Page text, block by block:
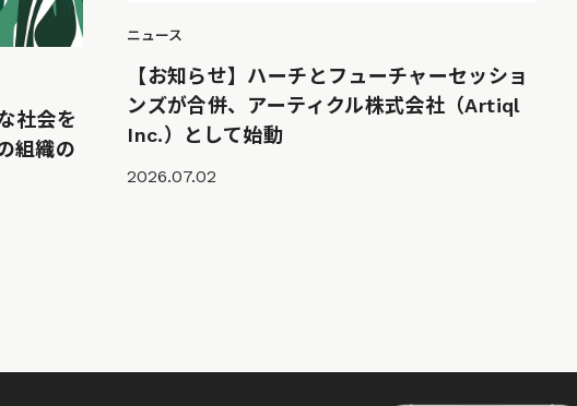
社会を
組織の
ニュース
【お知らせ】ハーチとフューチャーセッショ
ンズが合併、アーティクル株式会社（Artiql
Inc.）として始動
2026.07.02